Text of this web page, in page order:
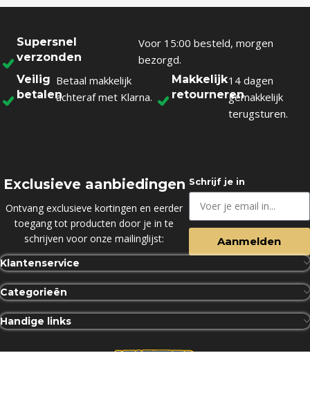
Supersnel
verzonden
Voor 15:00 besteld, morgen
bezorgd.
Veilig
betalen
Betaal makkelijk
achteraf met Klarna.
Makkelijk
retourneren
14 dagen
gemakkelijk
terugsturen.
Exclusieve aanbiedingen
Ontvang exclusieve kortingen en eerder
toegang tot producten door je in te
schrijven voor onze mailinglijst:
Schrijf je in
Aanmelden
Klantenservice
Categorieën
Handige links